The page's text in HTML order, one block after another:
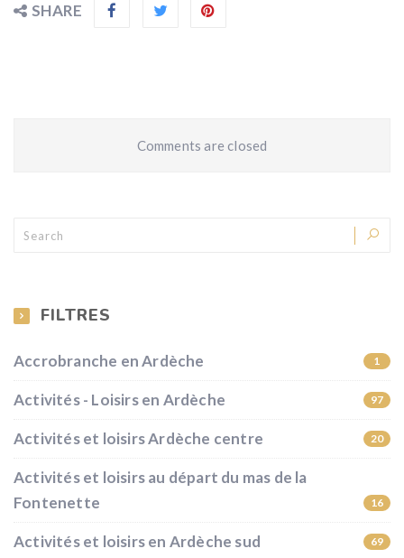
SHARE
Comments are closed
FILTRES
Accrobranche en Ardèche 1
Activités - Loisirs en Ardèche 97
Activités et loisirs Ardèche centre 20
Activités et loisirs au départ du mas de la
Fontenette
16
Activités et loisirs en Ardèche sud 69